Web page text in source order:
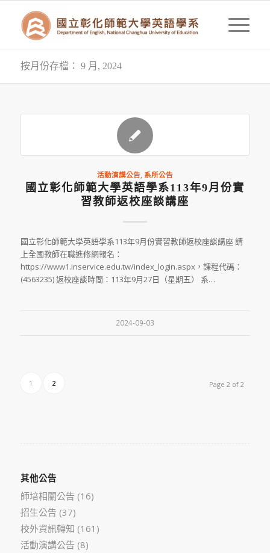
按月份存檔： 9 月, 2024
活動演講公告, 系所公告
國立彰化師範大學英語學系113年9月份實
習教師返校座談講座
國立彰化師範大學英語學系113年9月份實習教師返校座談講座 請
上全國教師在職進修網報名：
https://www1.inservice.edu.tw/index_login.aspx，課程代碼：
(4563235) 返校座談時間：113年9月27日（星期五） 系…
2024-09-03
Page 2 of 2
1 2
其他公告
師培相關公告 (16)
招生公告 (37)
校外資訊轉知 (161)
活動演講公告 (8)